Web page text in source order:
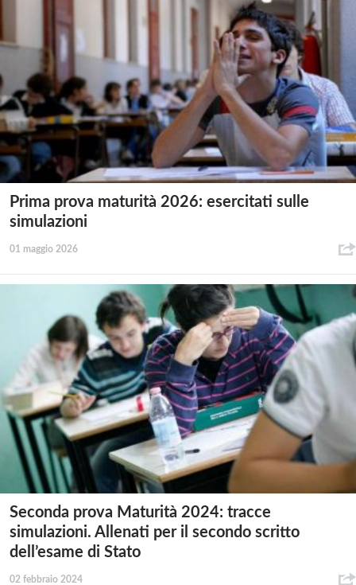
Prima prova maturità 2026: esercitati sulle
simulazioni
01 maggio 2026
Seconda prova Maturità 2024: tracce
simulazioni. Allenati per il secondo scritto
dell’esame di Stato
02 febbraio 2024